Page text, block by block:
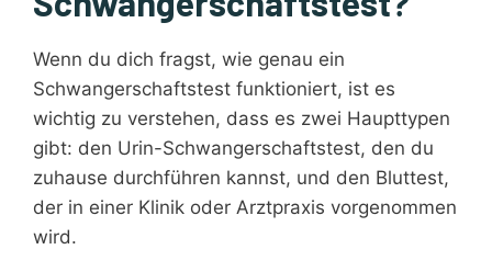
Wenn du dich fragst, wie genau ein
Schwangerschaftstest funktioniert, ist es
wichtig zu verstehen, dass es zwei Haupttypen
gibt: den Urin-Schwangerschaftstest, den du
zuhause durchführen kannst, und den Bluttest,
der in einer Klinik oder Arztpraxis vorgenommen
wird.